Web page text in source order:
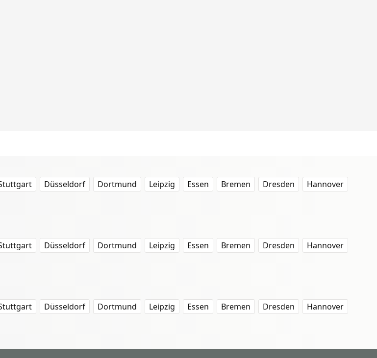
Düsseldorf Dortmund Leipzig Essen Bremen Dresden
Hannover
Düsseldorf Dortmund Leipzig Essen Bremen Dresden
Hannover
Düsseldorf Dortmund Leipzig Essen Bremen Dresden
Hannover